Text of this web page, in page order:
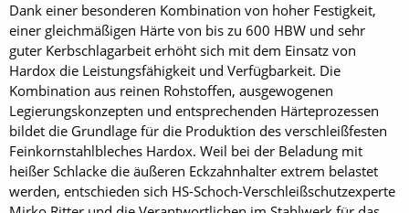
Dank einer besonderen Kombination von hoher Festigkeit,
einer gleichmäßigen Härte von bis zu 600 HBW und sehr
guter Kerbschlagarbeit erhöht sich mit dem Einsatz von
Hardox die Leistungsfähigkeit und Verfügbarkeit. Die
Kombination aus reinen Rohstoffen, ausgewogenen
Legierungskonzepten und entsprechenden Härteprozessen
bildet die Grundlage für die Produktion des verschleißfesten
Feinkornstahlbleches Hardox. Weil bei der Beladung mit
heißer Schlacke die äußeren Eckzahnhalter extrem belastet
werden, entschieden sich HS-Schoch-Verschleißschutzexperte